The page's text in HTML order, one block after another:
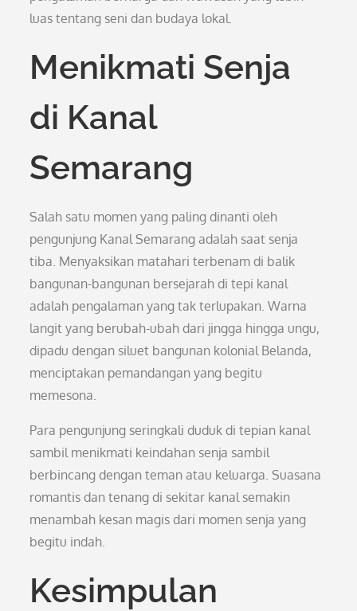
luas tentang seni dan budaya lokal.
Menikmati Senja
di Kanal
Semarang
Salah satu momen yang paling dinanti oleh
pengunjung Kanal Semarang adalah saat senja
tiba. Menyaksikan matahari terbenam di balik
bangunan-bangunan bersejarah di tepi kanal
adalah pengalaman yang tak terlupakan. Warna
langit yang berubah-ubah dari jingga hingga ungu,
dipadu dengan siluet bangunan kolonial Belanda,
menciptakan pemandangan yang begitu
memesona.
Para pengunjung seringkali duduk di tepian kanal
sambil menikmati keindahan senja sambil
berbincang dengan teman atau keluarga. Suasana
romantis dan tenang di sekitar kanal semakin
menambah kesan magis dari momen senja yang
begitu indah.
Kesimpulan